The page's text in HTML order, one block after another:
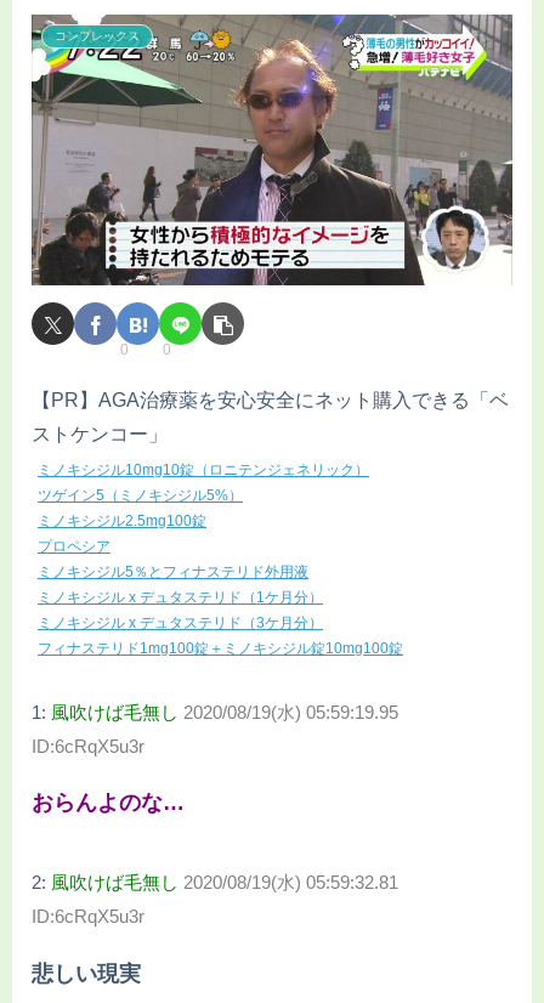
コンプレックス
0 0
【PR】AGA治療薬を安心安全にネット購入できる「ベ
ストケンコー」
ミノキシジル10mg10錠（ロニテンジェネリック）
ツゲイン5（ミノキシジル5%）
ミノキシジル2.5mg100錠
プロペシア
ミノキシジル5％とフィナステリド外用液
ミノキシジル x デュタステリド（1ケ月分）
ミノキシジル x デュタステリド（3ケ月分）
フィナステリド1mg100錠＋ミノキシジル錠10mg100錠
1: 風吹けば毛無し 2020/08/19(水) 05:59:19.95
ID:6cRqX5u3r
おらんよのな…
2: 風吹けば毛無し 2020/08/19(水) 05:59:32.81
ID:6cRqX5u3r
悲しい現実